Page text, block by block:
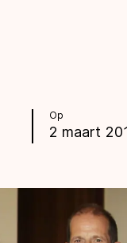
Op
2 maart